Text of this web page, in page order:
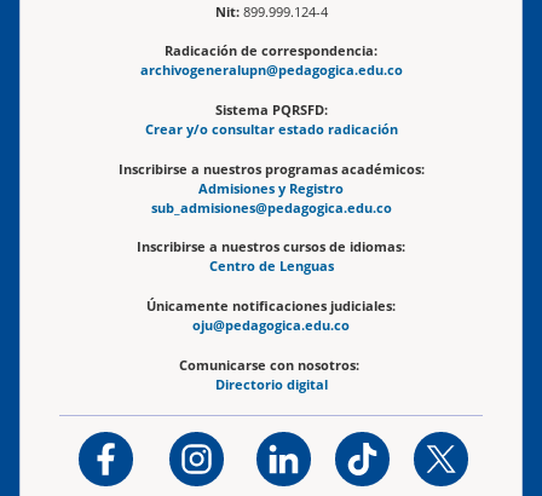
Nit:899.999.124-4
Radicación de correspondencia:
archivogeneralupn@pedagogica.edu.co
Sistema PQRSFD:
Crear y/o consultar estado radicación
Inscribirse a nuestros programas académicos:
Admisiones y Registro
sub_admisiones@pedagogica.edu.co
Inscribirse a nuestros cursos de idiomas:
Centro de Lenguas
Únicamente notificaciones judiciales:
oju@pedagogica.edu.co
Comunicarse con nosotros:
Directorio digital